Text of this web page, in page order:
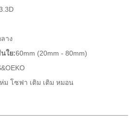
าง
ใย:60mm (20mm - 80mm)
ม โซฟา เติม เติม หมอน